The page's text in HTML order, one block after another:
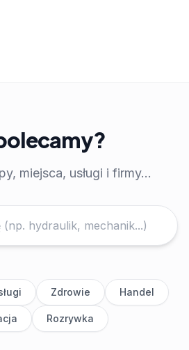
miejsca, usługi i firmy...
Zdrowie Handel
Rozrywka